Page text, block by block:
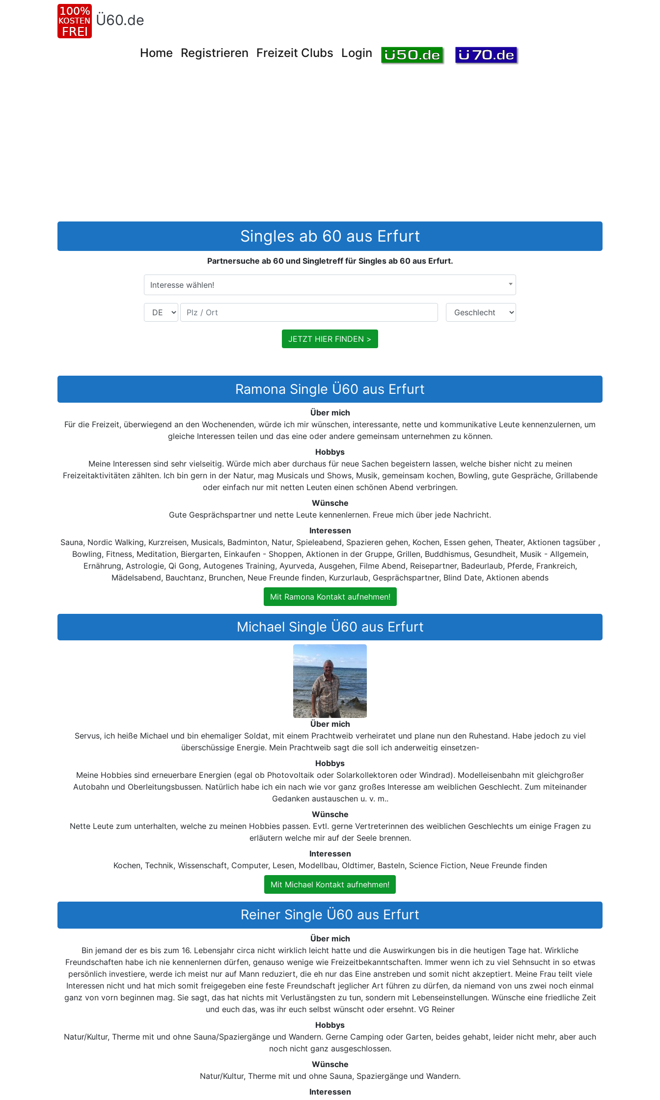
Ü60.de
Home Registrieren Freizeit Clubs Login
Singles ab 60 aus Erfurt
Partnersuche ab 60 und Singletreff für Singles ab 60 aus Erfurt.
Interesse wählen!
Land Plz / Ort Geschlecht
JETZT HIER FINDEN >
Ramona Single Ü60 aus Erfurt
Über mich
Für die Freizeit, überwiegend an den Wochenenden, würde ich mir wünschen, interessante, nette und kommunikative Leute kennenzulernen, um
gleiche Interessen teilen und das eine oder andere gemeinsam unternehmen zu können.
Hobbys
Meine Interessen sind sehr vielseitig. Würde mich aber durchaus für neue Sachen begeistern lassen, welche bisher nicht zu meinen
Freizeitaktivitäten zählten. Ich bin gern in der Natur, mag Musicals und Shows, Musik, gemeinsam kochen, Bowling, gute Gespräche, Grillabende
oder einfach nur mit netten Leuten einen schönen Abend verbringen.
Wünsche
Gute Gesprächspartner und nette Leute kennenlernen. Freue mich über jede Nachricht.
Interessen
Sauna, Nordic Walking, Kurzreisen, Musicals, Badminton, Natur, Spieleabend, Spazieren gehen, Kochen, Essen gehen, Theater, Aktionen tagsüber ,
Bowling, Fitness, Meditation, Biergarten, Einkaufen - Shoppen, Aktionen in der Gruppe, Grillen, Buddhismus, Gesundheit, Musik - Allgemein,
Ernährung, Astrologie, Qi Gong, Autogenes Training, Ayurveda, Ausgehen, Filme Abend, Reisepartner, Badeurlaub, Pferde, Frankreich,
Mädelsabend, Bauchtanz, Brunchen, Neue Freunde finden, Kurzurlaub, Gesprächspartner, Blind Date, Aktionen abends
Mit Ramona Kontakt aufnehmen!
Michael Single Ü60 aus Erfurt
Über mich
Servus, ich heiße Michael und bin ehemaliger Soldat, mit einem Prachtweib verheiratet und plane nun den Ruhestand. Habe jedoch zu viel
überschüssige Energie. Mein Prachtweib sagt die soll ich anderweitig einsetzen-
Hobbys
Meine Hobbies sind erneuerbare Energien (egal ob Photovoltaik oder Solarkollektoren oder Windrad). Modelleisenbahn mit gleichgroßer
Autobahn und Oberleitungsbussen. Natürlich habe ich ein nach wie vor ganz großes Interesse am weiblichen Geschlecht. Zum miteinander
Gedanken austauschen u. v. m..
Wünsche
Nette Leute zum unterhalten, welche zu meinen Hobbies passen. Evtl. gerne Vertreterinnen des weiblichen Geschlechts um einige Fragen zu
erläutern welche mir auf der Seele brennen.
Interessen
Kochen, Technik, Wissenschaft, Computer, Lesen, Modellbau, Oldtimer, Basteln, Science Fiction, Neue Freunde finden
Mit Michael Kontakt aufnehmen!
Reiner Single Ü60 aus Erfurt
Über mich
Bin jemand der es bis zum 16. Lebensjahr circa nicht wirklich leicht hatte und die Auswirkungen bis in die heutigen Tage hat. Wirkliche
Freundschaften habe ich nie kennenlernen dürfen, genauso wenige wie Freizeitbekanntschaften. Immer wenn ich zu viel Sehnsucht in so etwas
persönlich investiere, werde ich meist nur auf Mann reduziert, die eh nur das Eine anstreben und somit nicht akzeptiert. Meine Frau teilt viele
Interessen nicht und hat mich somit freigegeben eine feste Freundschaft jeglicher Art führen zu dürfen, da niemand von uns zwei noch einmal
ganz von vorn beginnen mag. Sie sagt, das hat nichts mit Verlustängsten zu tun, sondern mit Lebenseinstellungen. Wünsche eine friedliche Zeit
und euch das, was ihr euch selbst wünscht oder ersehnt. VG Reiner
Hobbys
Natur/Kultur, Therme mit und ohne Sauna/Spaziergänge und Wandern. Gerne Camping oder Garten, beides gehabt, leider nicht mehr, aber auch
noch nicht ganz ausgeschlossen.
Wünsche
Natur/Kultur, Therme mit und ohne Sauna, Spaziergänge und Wandern.
Interessen